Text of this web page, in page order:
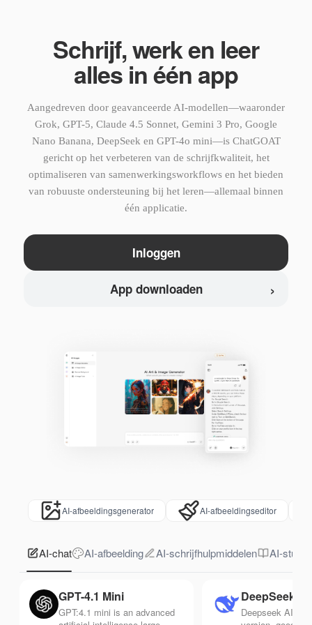
Schrijf, werk en leer
alles in één app
Aangedreven door geavanceerde AI-modellen—waaronder
Grok, GPT-5, Claude 4.5 Sonnet, Gemini 3 Pro, Google
Nano Banana, DeepSeek en GPT-4o mini—is ChatGOAT
gericht op het verbeteren van de schrijfkwaliteit, het
optimaliseren van samenwerkingsworkflows en het bieden
van robuuste ondersteuning bij het leren—allemaal binnen
één applicatie.
Inloggen
App downloaden ›
AI-afbeeldingsgenerator AI-afbeeldingseditor
AI-chat AI-afbeelding AI-schrijfhulpmiddelen AI-studie
GPT-4.1 Mini
GPT:4.1 mini is an advanced
DeepSeek V4
Deepseek AI